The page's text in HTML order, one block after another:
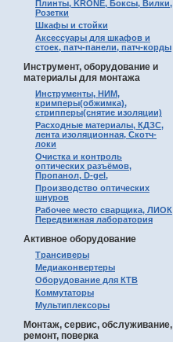
Плинты, KRONE, Боксы, Вилки,
Розетки
Шкафы и стойки
Аксессуары для шкафов и
стоек, патч-панели, патч-корды
Инструмент, оборудование и
материалы для монтажа
Инструменты, НИМ,
кримперы(обжимка),
стрипперы(снятие изоляции)
Расходные материалы, КДЗС,
лента изоляционная, Скотч-
локи
Очистка и контроль
оптических разъёмов,
Пропанол, D-gel,
Производство оптических
шнуров
Рабочее место сварщика, ЛИОК
Передвижная лаборатория
Активное оборудование
Трансиверы
Медиаконвертеры
Оборудование для КТВ
Коммутаторы
Мультиплексоры
Монтаж, сервис, обслуживание,
ремонт, поверка